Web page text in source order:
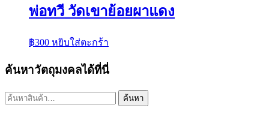
พ่อทวี วัดเขาย้อยผาแดง
฿300 หยิบใส่ตะกร้า
ค้นหาวัตถุมงคลได้ที่นี่
ค้นหา: ค้นหา